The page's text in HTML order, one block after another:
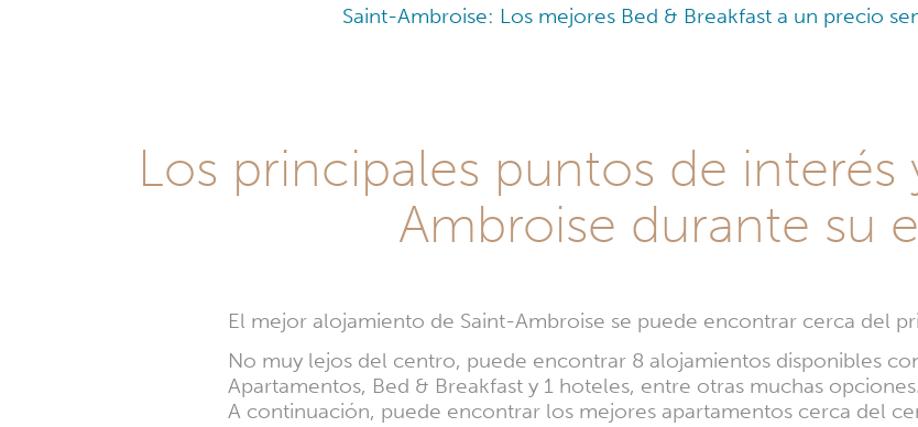
Saint-Ambroise: Los mejores Bed & Breakfast a un precio
Los principales puntos de interés
Ambroise durante su
El mejor alojamiento de Saint-Ambroise se puede encontrar cerca del
No muy lejos del centro, puede encontrar 8 alojamientos disponibles
Apartamentos, Bed & Breakfast y 1 hoteles, entre otras muchas opciones.
A continuación, puede encontrar los mejores apartamentos cerca del